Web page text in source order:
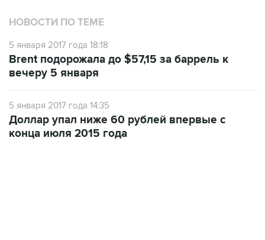
НОВОСТИ ПО ТЕМЕ
5 января 2017 года 18:18
Brent подорожала до $57,15 за баррель к
вечеру 5 января
5 января 2017 года 14:35
Доллар упал ниже 60 рублей впервые с
конца июля 2015 года